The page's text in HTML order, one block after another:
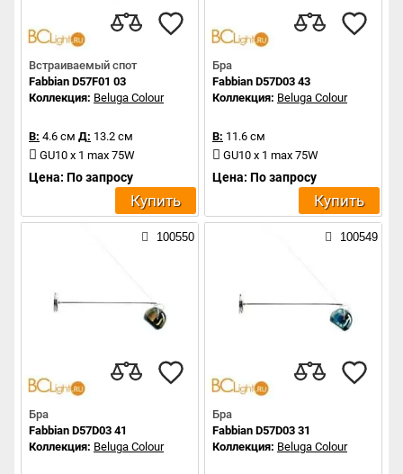
Встраиваемый спот
Fabbian D57F01 03
Коллекция: Beluga Colour
В: 4.6 см Д: 13.2 см
GU10 x 1 max 75W
Цена: По запросу
Купить
Бра
Fabbian D57D03 43
Коллекция: Beluga Colour
В: 11.6 см
GU10 x 1 max 75W
Цена: По запросу
Купить
100550
Бра
Fabbian D57D03 41
Коллекция: Beluga Colour
100549
Бра
Fabbian D57D03 31
Коллекция: Beluga Colour